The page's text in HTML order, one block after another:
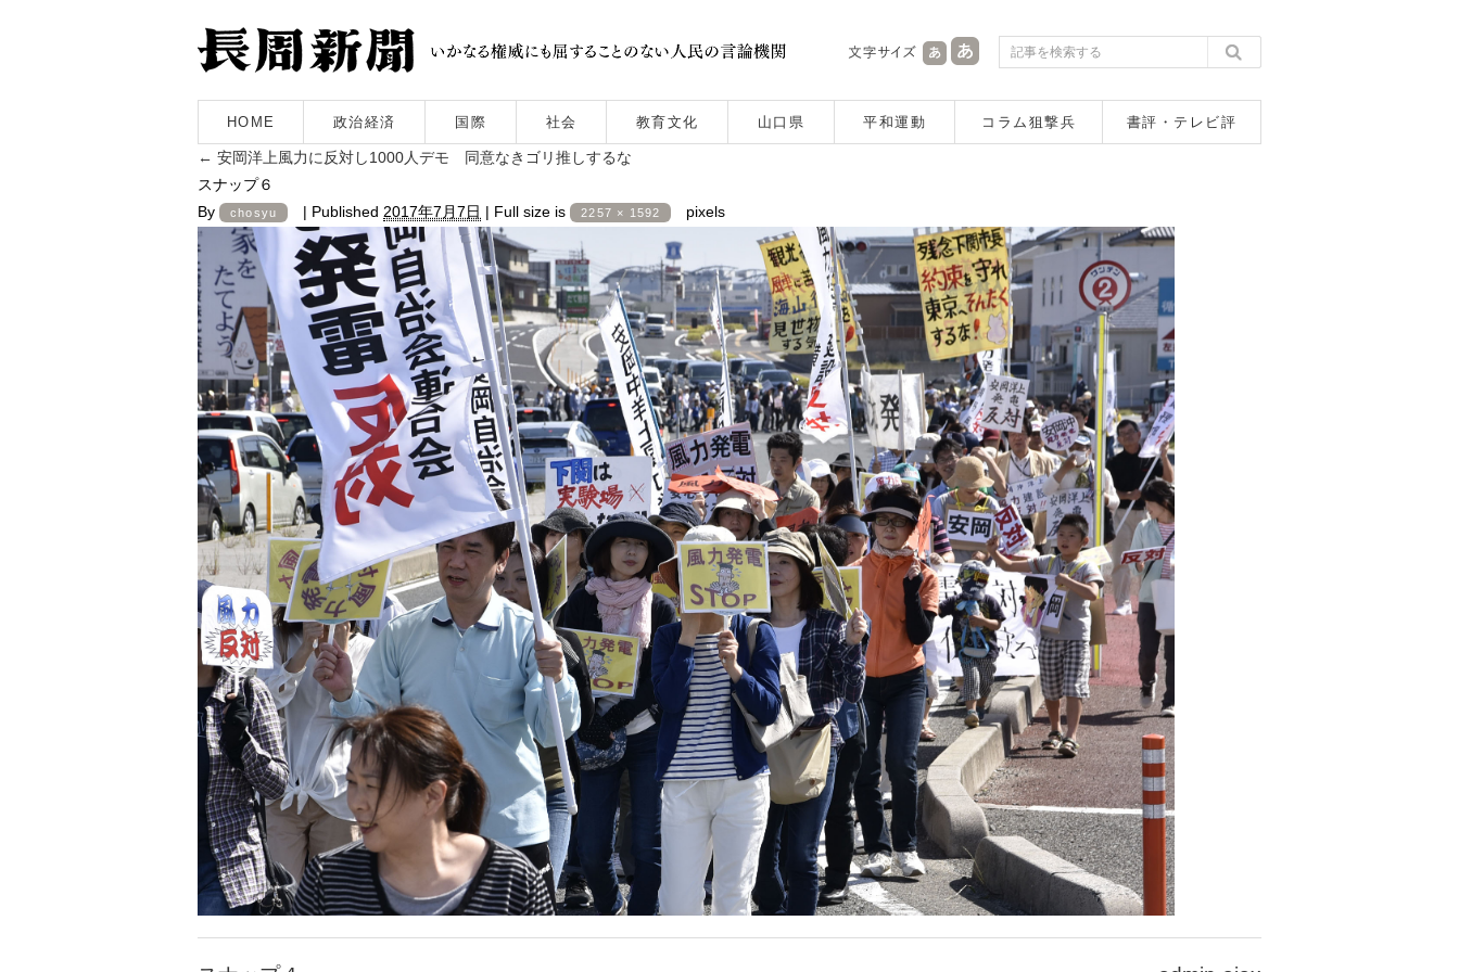
HOME 政治経済 国際 社会 教育文化 山口県 平和運動 コラム狙撃兵 書評・テレビ評
← 安岡洋上風力に反対し1000人デモ 同意なきゴリ推しするな
スナップ６
By
chosyu | Published 2017年7月7日 | Full size is 2257 × 1592 pixels